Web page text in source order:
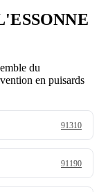
du
en puisards
91310
91190